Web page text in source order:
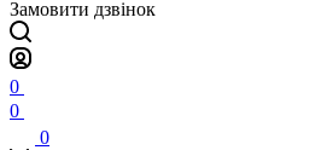
Замовити дзвінок
0
0
0